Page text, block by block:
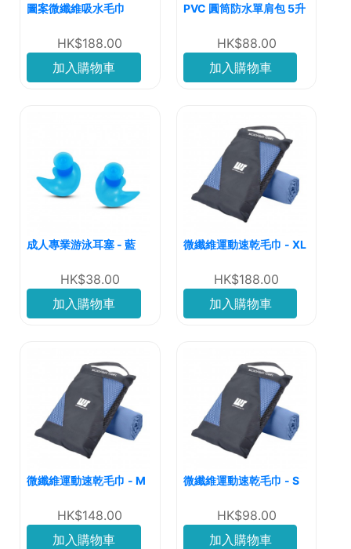
圖案微纖維吸水毛巾
HK$188.00
加入購物車
PVC 圓筒防水單肩包 5升
HK$88.00
加入購物車
成人專業游泳耳塞 - 藍
HK$38.00
加入購物車
微纖維運動速乾毛巾 - XL
HK$188.00
加入購物車
微纖維運動速乾毛巾 - M
HK$148.00
加入購物車
微纖維運動速乾毛巾 - S
HK$98.00
加入購物車